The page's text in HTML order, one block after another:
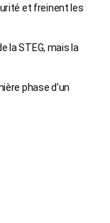
et freinent les
la STEG, mais la
phase d’un